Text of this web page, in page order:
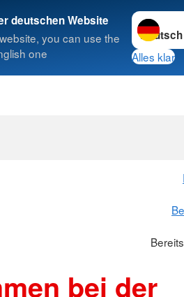
deutschen Website
you can use the
one
Sprache
Alles klar
Suche
bei der